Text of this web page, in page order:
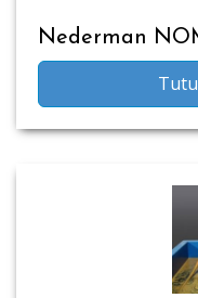
Nederman